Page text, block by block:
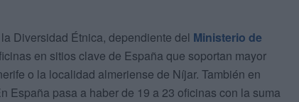
Diversidad Étnica, dependiente del Ministerio de
en sitios clave de España que soportan mayor
o la localidad almeriense de Níjar. También en
España pasa a haber de 19 a 23 oficinas con la suma